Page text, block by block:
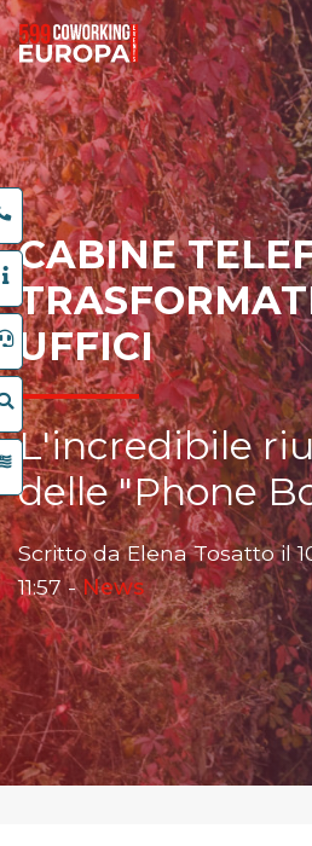
CABINE
UFFICI
L'incredibile
delle "Phone
Scritto da Elena Tosatto il
11:57 -News